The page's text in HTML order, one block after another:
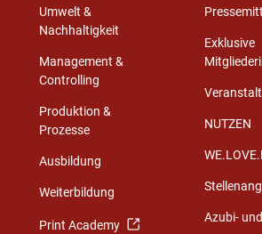
Umwelt &
Nachhaltigkeit
Management &
Controlling
Produktion &
Prozesse
Ausbildung
Weiterbildung
Print Academy
Exklusive
NUTZEN
Azubi-